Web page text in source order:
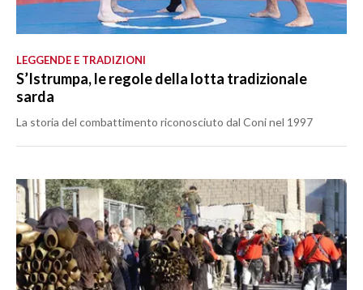
LEGGENDE E TRADIZIONI
S’Istrumpa, le regole della lotta tradizionale
sarda
La storia del combattimento riconosciuto dal Coni nel 1997